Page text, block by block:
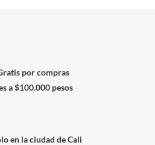
por compras
a $100.000 pesos
en la ciudad de Cali